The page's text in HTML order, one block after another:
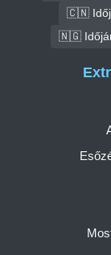
🇨🇳
🇳🇬